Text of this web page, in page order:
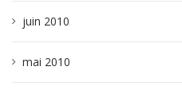
juin 2010
mai 2010